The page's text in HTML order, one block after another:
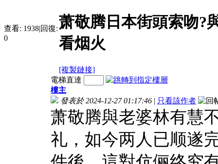
查看: 1938|回復:
0
萧敬腾日本街頭索吻?
看烟火
[複製鏈接]
電梯直達
樓主
發表於 2024-12-27 01:17:46 | 只看該作者
萧敬腾與老婆林有慧
礼，如今两人已顺遂